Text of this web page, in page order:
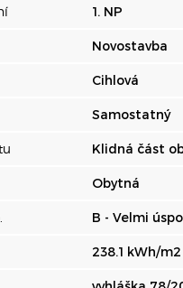
1. NP
Novostavba
Cihlová
Samostatný
Klidná část
Obytná
B - Velmi
238.1 kWh/